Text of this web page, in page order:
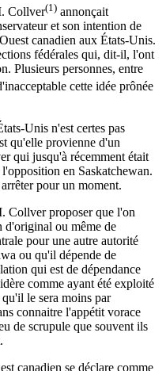
Collver(1) annonçait
et son intention de
canadien aux États-Unis.
fédérales qui, dit-il, l'ont
Plusieurs personnes, entre
cette idée prônée
Unis n'est certes pas
qu'elle provienne d'un
qui jusqu'à récemment était
en Saskatchewan.
pour un moment.
Collver proposer que l'on
d'original ou même de
pour une autre autorité
ou qu'il dépende de
qui est de dépendance
comme ayant été exploité
le sera moins par
connaitre l'appétit vorace
de scrupule que souvent ils
canadien se déclare comme